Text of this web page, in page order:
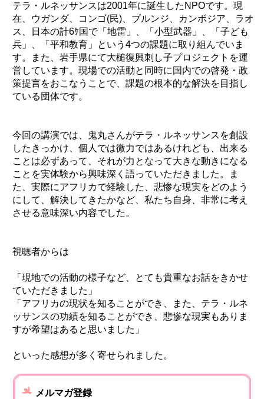
持続可能な開発
人権
平和構築
その他
テラ・ルネッサンスは2001年に誕生したNPOです。現
在、ウガンダ、コンゴ(民)、ブルンジ、カンボジア、ラオ
ス、日本の計6ｹ国で「地雷」、「小型武器」、「子ども
兵」、「平和教育」という4つの課題に取り組んでいま
す。また、岩手県にて大槌復興刺し子プロジェクトを運
営しています。現場での活動と同時に国内での啓発・政
策提言をおこなうことで、課題の根本的な解決を目指し
ている団体です。
今回の講演では、鬼丸さんがテラ・ルネッサンスを創設
したきっかけ、個人では微力ではあるけれども、出来る
ことは必ずあって、それが力となって大きな動きになる
ことを実体験から興味深く語っていただきました。ま
た、実際にアフリカで経験した、悲惨な現実をどのよう
にして、解決してきたかなど、私たち自身、非常に考え
させる意味深い内容でした。
視聴者からは
「現地での活動の様子など、とても貴重なお話をきかせ
ていただきました」
「アフリカの現状を知ることができ、また、テラ・ルネ
ッサンスの功績を知ることができ、悲惨な現実もありま
すが希望はあると思いました」
といった感想が多く寄せられました。
メルマガ登録